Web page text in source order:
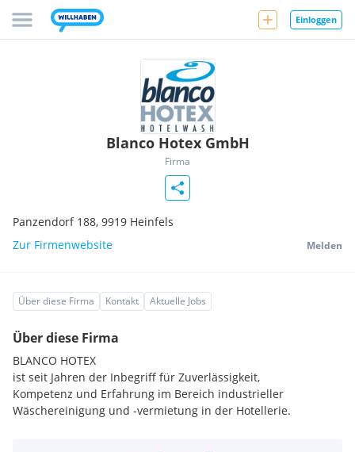
Einloggen
Blanco Hotex GmbH
Firma
Panzendorf 188, 9919 Heinfels
Zur Firmenwebsite
Melden
Über diese Firma Kontakt Aktuelle Jobs
Über diese Firma
BLANCO HOTEX
ist seit Jahren der Inbegriff für Zuverlässigkeit,
Kompetenz und Erfahrung im Bereich industrieller
Wäschereinigung und -vermietung in der Hotellerie.